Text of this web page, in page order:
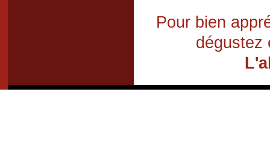
Pour bien
dégustez